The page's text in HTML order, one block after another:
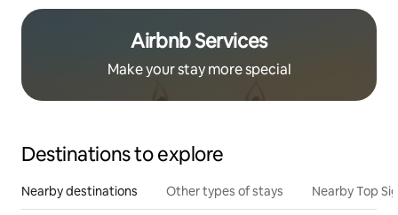
Airbnb Services
Make your stay more special
Destinations to explore
Nearby destinations Other types of stays Nearby Top